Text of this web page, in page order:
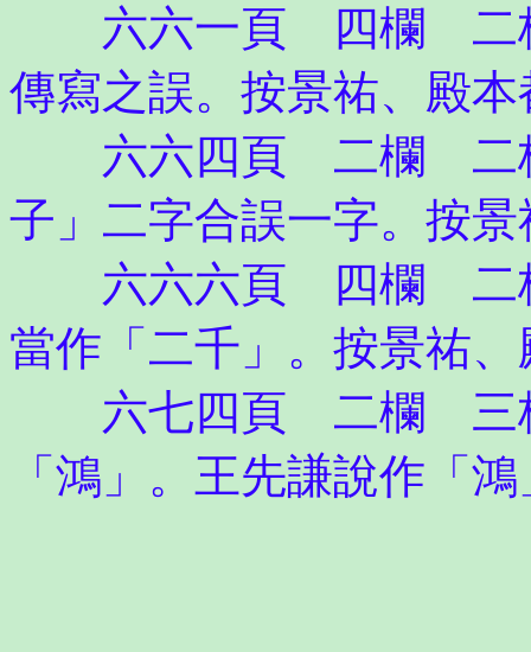
六六一頁 四欄 二格
傳寫之誤。按景祐、殿
六六四頁 二欄 二格
子」二字合誤一字。按
六六六頁 四欄 二格
當作「二千」。按景祐
六七四頁 二欄 三格
「鴻」。王先謙說作「